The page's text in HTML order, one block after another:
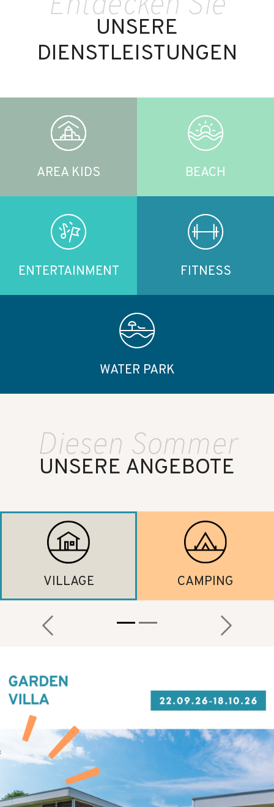
UNSERE
DIENSTLEISTUNGEN
AREA KIDS BEACH
ENTERTAINMENT FITNESS
WATER PARK
UNSERE ANGEBOTE
Diesen Sommer
VILLAGE CAMPING
Previous Next